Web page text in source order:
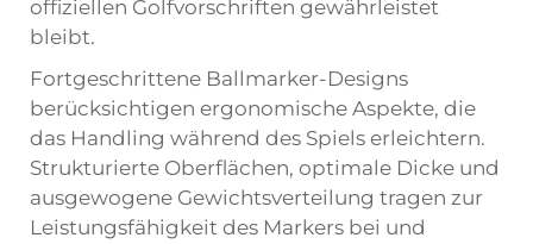
offiziellen Golfvorschriften gewährleistet
bleibt.
Fortgeschrittene Ballmarker-Designs
berücksichtigen ergonomische Aspekte, die
das Handling während des Spiels erleichtern.
Strukturierte Oberflächen, optimale Dicke und
ausgewogene Gewichtsverteilung tragen zur
Leistungsfähigkeit des Markers bei und